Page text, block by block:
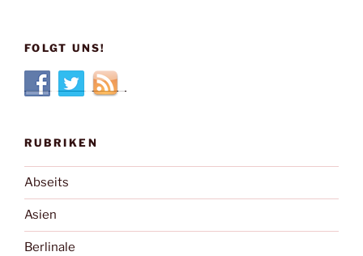
FOLGT UNS!
RUBRIKEN
Abseits
Asien
Berlinale